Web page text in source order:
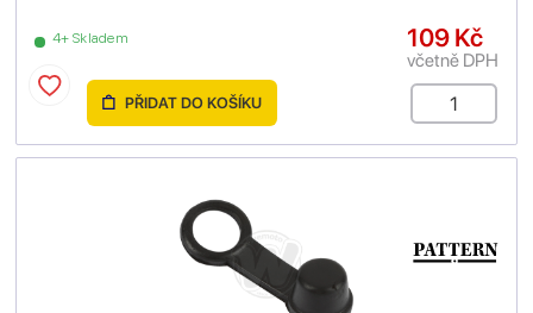
4+ Skladem 109 Kč
včetně DPH
PŘIDAT DO KOŠÍKU